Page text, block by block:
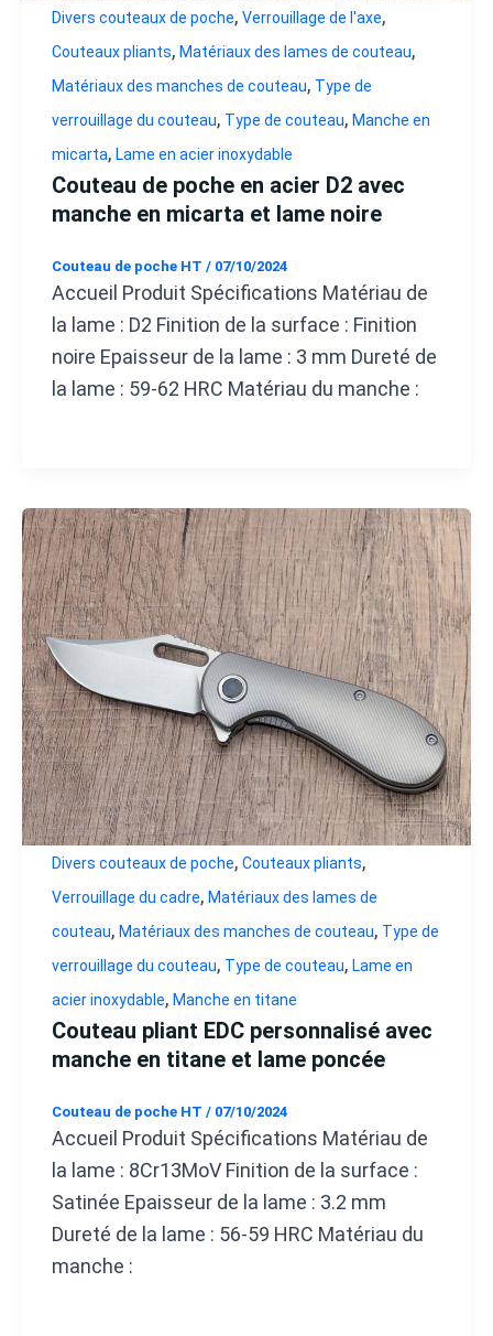
Divers couteaux de poche, Verrouillage de l'axe,
Couteaux pliants, Matériaux des lames de couteau,
Matériaux des manches de couteau, Type de
verrouillage du couteau, Type de couteau, Manche en
micarta, Lame en acier inoxydable
Couteau de poche en acier D2 avec
manche en micarta et lame noire
Couteau de poche HT / 07/10/2024
Accueil Produit Spécifications Matériau de
la lame : D2 Finition de la surface : Finition
noire Epaisseur de la lame : 3 mm Dureté de
la lame : 59-62 HRC Matériau du manche :
Divers couteaux de poche, Couteaux pliants,
Verrouillage du cadre, Matériaux des lames de
couteau, Matériaux des manches de couteau, Type de
verrouillage du couteau, Type de couteau, Lame en
acier inoxydable, Manche en titane
Couteau pliant EDC personnalisé avec
manche en titane et lame poncée
Couteau de poche HT / 07/10/2024
Accueil Produit Spécifications Matériau de
la lame : 8Cr13MoV Finition de la surface :
Satinée Epaisseur de la lame : 3.2 mm
Dureté de la lame : 56-59 HRC Matériau du
manche :